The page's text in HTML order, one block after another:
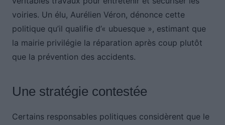
voiries. Un élu, Aurélien Véron, dénonce cette
politique qu’il qualifie d’« ubuesque », estimant que
la mairie privilégie la réparation après coup plutôt
que la prévention des accidents.
Une stratégie contestée
Certains responsables politiques considèrent que le